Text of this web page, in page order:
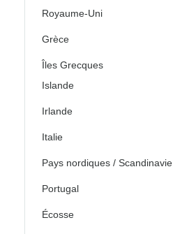
Royaume-Uni
Grèce
Îles Grecques
Islande
Irlande
Italie
Pays nordiques / Scandinavie
Portugal
Écosse